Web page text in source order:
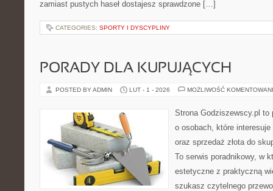
zamiast pustych haseł dostajesz sprawdzone […]
CATEGORIES: SPORTY I DYSCYPLINY
PORADY DLA KUPUJĄCYCH
POSTED BY ADMIN LUT - 1 - 2026 MOŻLIWOŚĆ
Strona Godziszewscy.pl to
o osobach, które
oraz sprzedaż złota do
To serwis poradnikowy, w
estetyczne z praktyczną
szukasz czytelnego